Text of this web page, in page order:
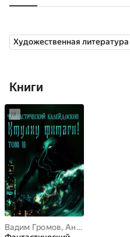
Художественная литература
Книги
Вадим Громов, Андрей Каминский